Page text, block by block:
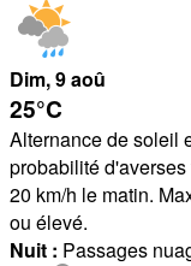
Dim, 9aoû
25°C
Alternance de soleil
probabilité
20 km/h le matin.
ou élevé.
Nuit : Passages